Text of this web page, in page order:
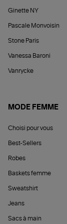
Ginette NY
Pascale Monvoisin
Stone Paris
Vanessa Baroni
Vanrycke
MODE FEMME
Choisi pour vous
Best-Sellers
Robes
Baskets femme
Sweatshirt
Jeans
Sacs à main